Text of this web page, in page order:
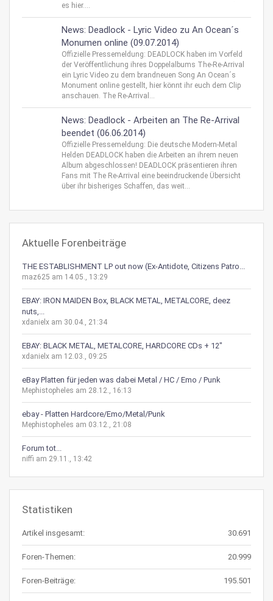
es hier....
News: Deadlock - Lyric Video zu An Ocean´s
Monumen online (09.07.2014)
Offizielle Pressemeldung: DEADLOCK haben im Vorfeld
der Veröffentlichung ihres Doppelalbums The-Re-Arrival
ein Lyric Video zu dem brandneuen Song An Ocean´s
Monument online gestellt, hier könnt ihr euch dem Clip
anschauen. The Re-Arrival...
News: Deadlock - Arbeiten an The Re-Arrival
beendet (06.06.2014)
Offizielle Pressemeldung: Die deutsche Modern-Metal
Helden DEADLOCK haben die Arbeiten an ihrem neuen
Album abgeschlossen! DEADLOCK präsentieren ihren
Fans mit The Re-Arrival eine beeindruckende Übersicht
über ihr bisheriges Schaffen, das weit...
Aktuelle Forenbeiträge
THE ESTABLISHMENT LP out now (Ex-Antidote, Citizens Patro...
maz625 am 14.05., 13:29
EBAY: IRON MAIDEN Box, BLACK METAL, METALCORE, deez
nuts,...
xdanielx am 30.04., 21:34
EBAY: BLACK METAL, METALCORE, HARDCORE CDs + 12"
xdanielx am 12.03., 09:25
eBay Platten für jeden was dabei Metal / HC / Emo / Punk
Mephistopheles am 28.12., 16:13
ebay - Platten Hardcore/Emo/Metal/Punk
Mephistopheles am 03.12., 21:08
Forum tot...
niffi am 29.11., 13:42
Statistiken
Artikel insgesamt: 30.691
Foren-Themen: 20.999
Foren-Beiträge: 195.501